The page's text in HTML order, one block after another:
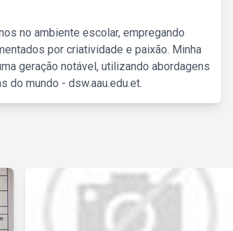
no ambiente escolar, empregando
por criatividade e paixão. Minha
geração notável, utilizando abordagens
do mundo - dsw.aau.edu.et.